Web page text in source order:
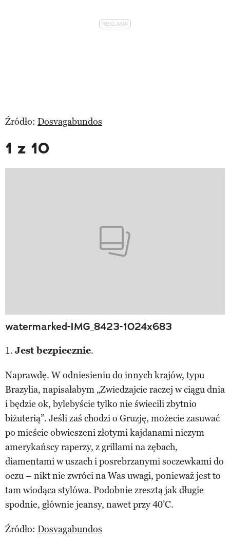
Źródło: Dosvagabundos
1 z 10
watermarked-IMG_8423-1024x683
1. Jest bezpiecznie.
Naprawdę. W odniesieniu do innych krajów, typu
Brazylia, napisałabym „Zwiedzajcie raczej w ciągu dnia
i będzie ok, bylebyście tylko nie świecili zbytnio
biżuterią”. Jeśli zaś chodzi o Gruzję, możecie zasuwać
po mieście obwieszeni złotymi kajdanami niczym
amerykańscy raperzy, z grillami na zębach,
diamentami w uszach i posrebrzanymi soczewkami do
oczu – nikt nie zwróci na Was uwagi, ponieważ jest to
tam wiodąca stylówa. Podobnie zresztą jak długie
spodnie, głównie jeansy, nawet przy 40’C.
Źródło: Dosvagabundos